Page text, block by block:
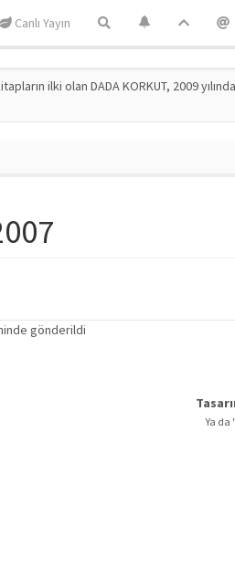
Canlı Yayın
ilki olan DADA KORKUT, 2009
gönderildi
Ya da